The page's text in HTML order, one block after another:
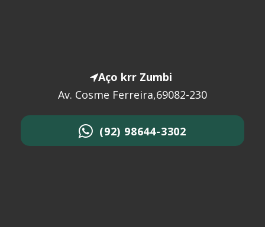
Aço krr Zumbi
Av. Cosme Ferreira,69082-230
(92) 98644-3302